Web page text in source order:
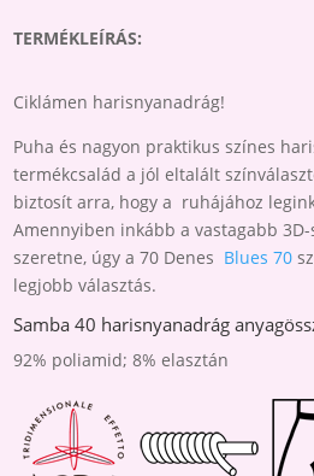
MENNYISÉG
TERMÉKLEÍRÁS:
Ciklámen harisnyanadrág!
Puha és nagyon praktikus színes
termékcsalád a jól eltalált
biztosít arra, hogy a ruhájához
Amennyiben inkább a vastagabb
szeretne, úgy a 70 Denes Blues 70
legjobb választás.
Samba 40 harisnyanadrág
92% poliamid; 8% elasztán